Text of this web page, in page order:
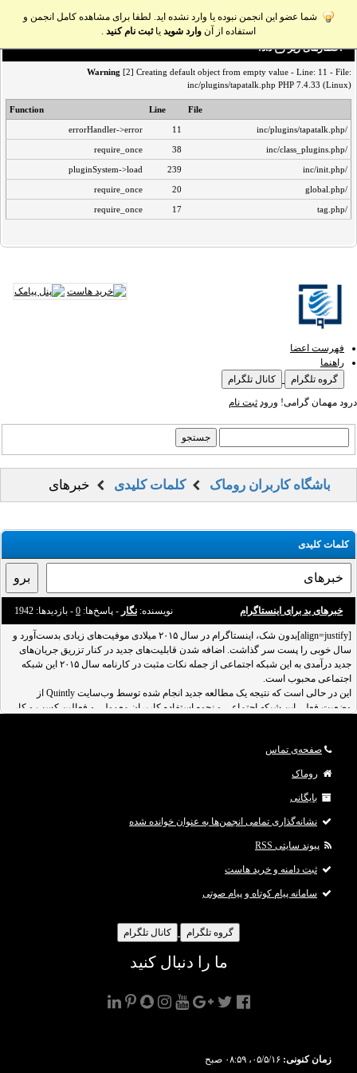
شما عضو این انجمن نبوده یا وارد نشده اید. لطفا برای مشاهده کامل انجمن و
استفاده از آن وارد شوید یاثبت نام کنید .
اخطار‌های زیر رخ داد:
Warning [2] Creating default object from empty value - Line: 11 - File:
inc/plugins/tapatalk.php PHP 7.4.33 (Linux)
File
Line
Function
/inc/plugins/tapatalk.php
11
errorHandler->error
/inc/class_plugins.php
38
require_once
/inc/init.php
239
pluginSystem->load
/global.php
20
require_once
/tag.php
17
require_once
فهرست اعضا
راهنما
گروه تلگرام
کانال تلگرام
درود مهمان گرامی! ورود ثبت نام
باشگاه کاربران روماک کلمات کلیدی خبرهای
کلمات کلیدی
نویسنده: نگار - پاسخ‌ها: 0 - بازدید‌ها: 1942 خبرهای بد برای اینستاگرام
[align=justify]بدون شک، اینستاگرام در سال ۲۰۱۵ میلادی موفیت‌های زیادی بدست‌آورد و
سال خوبی را پست سر گذاشت. اضافه شدن قابلیت‌های جدید در کنار تزریق جریان‌های
جدید درآمدی به این شبکه اجتماعی از جمله نکات مثبت در کارنامه سال ۲۰۱۵ این شبکه
اجتماعی محبوب است.
این در حالی است که نتیجه یک مطالعه جدید انجام شده توسط وب‌سایت Quintly از
وضعیت فعلی این شبکه اجتماعی و نحوه استفاده کاربران معمولی و فعالین کسب و کار
صفحه‌ی تماس
روماک
بایگانی
نشانه‌گذاری تمامی انجمن‌ها به عنوان خوانده شده
پیوند سایتی RSS
ثبت دامنه و خرید هاست
سامانه پیام کوتاه و پیام صوتی
گروه تلگرام کانال تلگرام
ما را دنبال کنید
زمان کنونی: ۰۵/۵/۱۶، ۰۸:۵۹ صبح